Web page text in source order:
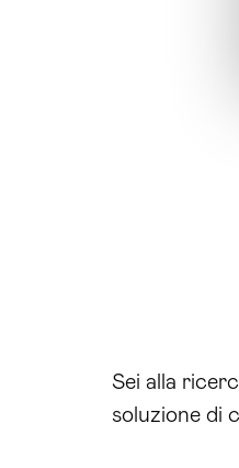
Sei alla
soluzione di